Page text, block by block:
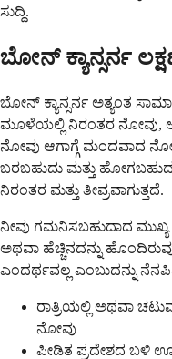
ಸುದ್ದಿ.
ಬೋನ್ ಕ್ಯಾನ್ಸರ್ನ
ಬೋನ್ ಕ್ಯಾನ್ಸರ್ನ ಅತ್ಯಂತ
ಮೂಳೆಯಲ್ಲಿ ನಿರಂತರ ನೋವು,
ನೋವು ಆಗಾಗ್ಗೆ ಮಂದವಾದ
ಬರಬಹುದು ಮತ್ತು
ನಿರಂತರ ಮತ್ತು ತೀವ್ರವಾಗುತ್ತದೆ.
ನೀವು ಗಮನಿಸಬಹುದಾದ ಮುಖ್ಯ
ಅಥವಾ ಹೆಚ್ಚಿನದನ್ನು
ಎಂದರ್ಥವಲ್ಲ ಎಂಬುದನ್ನು
ರಾತ್ರಿಯಲ್ಲಿ ಅಥವಾ
ನೋವು
ಪೀಡಿತ ಪ್ರದೇಶದ ಬಳಿ